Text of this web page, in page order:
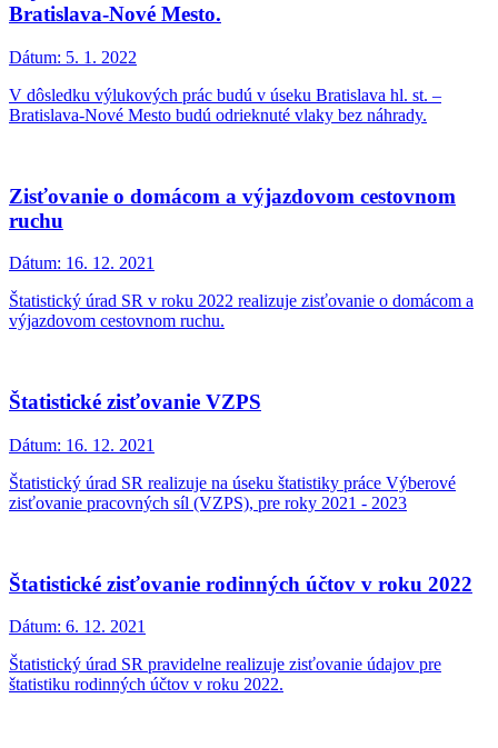
Bratislava-Nové Mesto.
Dátum: 5. 1. 2022
V dôsledku výlukových prác budú v úseku Bratislava hl. st. –
Bratislava-Nové Mesto budú odrieknuté vlaky bez náhrady.
Zisťovanie o domácom a výjazdovom cestovnom
ruchu
Dátum: 16. 12. 2021
Štatistický úrad SR v roku 2022 realizuje zisťovanie o domácom a
výjazdovom cestovnom ruchu.
Štatistické zisťovanie VZPS
Dátum: 16. 12. 2021
Štatistický úrad SR realizuje na úseku štatistiky práce Výberové
zisťovanie pracovných síl (VZPS), pre roky 2021 - 2023
Štatistické zisťovanie rodinných účtov v roku 2022
Dátum: 6. 12. 2021
Štatistický úrad SR pravidelne realizuje zisťovanie údajov pre
štatistiku rodinných účtov v roku 2022.